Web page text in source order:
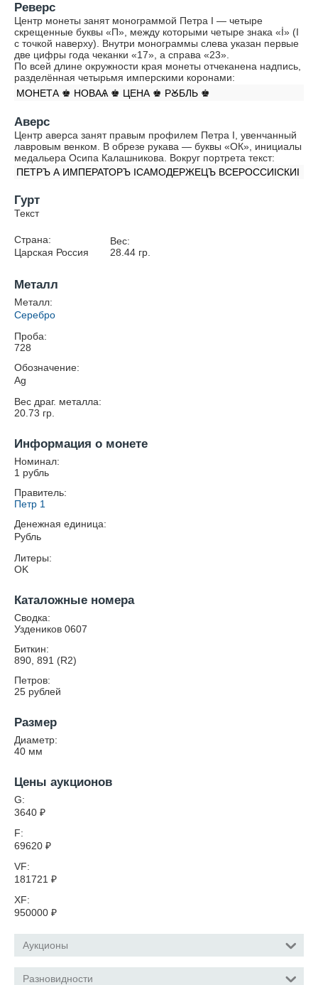
Реверс
Центр монеты занят монограммой Петра I — четыре
скрещенные буквы «П», между которыми четыре знака «İ» (I
с точкой наверху). Внутри монограммы слева указан первые
две цифры года чеканки «17», а справа «23».
По всей длине окружности края монеты отчеканена надпись,
разделённая четырьмя имперскими коронами:
МОНЕТА ♚ НОВАѦ ♚ ЦЕНА ♚ РꙊБЛЬ ♚
Аверс
Центр аверса занят правым профилем Петра I, увенчанный
лавровым венком. В обрезе рукава — буквы «ОК», инициалы
медальера Осипа Калашникова. Вокруг портрета текст:
ПЕТРЪ А ИМПЕРАТОРЪ IСАМОДЕРЖЕЦЪ ВСЕРОССИIСКИI
Гурт
Текст
Страна:
Царская Россия
Вес:
28.44гр.
Металл
Металл:
Серебро
Проба:
728
Обозначение:
Ag
Вес драг. металла:
20.73 гр.
Информация о монете
Номинал:
1 рубль
Правитель:
Петр 1
Денежная единица:
Рубль
Литеры:
OK
Каталожные номера
Сводка:
Уздеников 0607
Биткин:
890, 891 (R2)
Петров:
25 рублей
Размер
Диаметр:
40 мм
Цены аукционов
G:
3640 ₽
F:
69620 ₽
VF:
181721 ₽
XF:
950000 ₽
Аукционы
Разновидности